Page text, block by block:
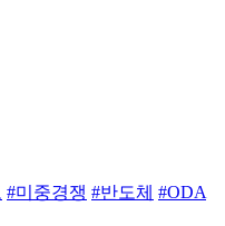
#미중경쟁 #반도체 #ODA